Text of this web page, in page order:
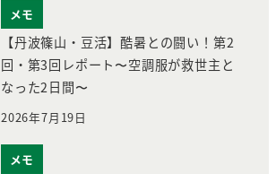
メモ
【丹波篠山・豆活】酷暑との闘い！第2
回・第3回レポート〜空調服が救世主と
なった2日間〜
2026年7月19日
メモ